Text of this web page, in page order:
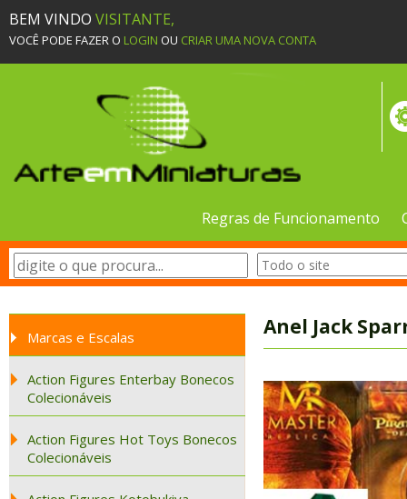
BEM VINDO VISITANTE,
VOCÊ PODE FAZER O LOGIN OU CRIAR UMA NOVA CONTA
Regras de Funcionamento
Marcas e Escalas
Action Figures Enterbay Bonecos
Colecionáveis
Action Figures Hot Toys Bonecos
Colecionáveis
Anel Jack